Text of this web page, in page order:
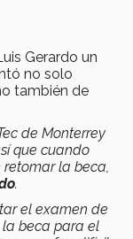
Gerardo un
no solo
también de
de Monterrey
que cuando
la beca,
.
el examen de
beca para el